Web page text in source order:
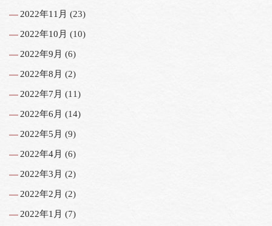
2022年11月 (23)
2022年10月 (10)
2022年9月 (6)
2022年8月 (2)
2022年7月 (11)
2022年6月 (14)
2022年5月 (9)
2022年4月 (6)
2022年3月 (2)
2022年2月 (2)
2022年1月 (7)